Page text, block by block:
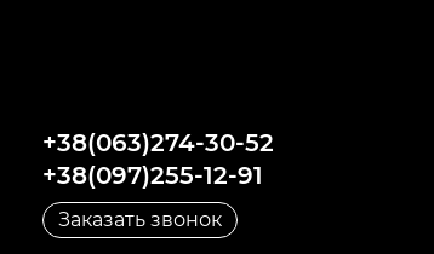
+38(063)274-30-52
+38(097)255-12-91
Заказать звонок